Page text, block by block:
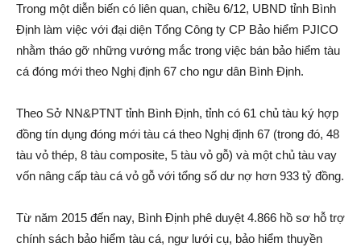
Trong một diễn biến có liên quan, chiều 6/12, UBND tỉnh Bình
Định làm việc với đại diện Tổng Công ty CP Bảo hiểm PJICO
nhằm tháo gỡ những vướng mắc trong việc bán bảo hiểm tàu
cá đóng mới theo Nghị định 67 cho ngư dân Bình Định.
Theo Sở NN&PTNT tỉnh Bình Định, tỉnh có 61 chủ tàu ký hợp
đồng tín dụng đóng mới tàu cá theo Nghị định 67 (trong đó, 48
tàu vỏ thép, 8 tàu composite, 5 tàu vỏ gỗ) và một chủ tàu vay
vốn nâng cấp tàu cá vỏ gỗ với tổng số dư nợ hơn 933 tỷ đồng.
Từ năm 2015 đến nay, Bình Định phê duyệt 4.866 hồ sơ hỗ trợ
chính sách bảo hiểm tàu cá, ngư lưới cụ, bảo hiểm thuyền